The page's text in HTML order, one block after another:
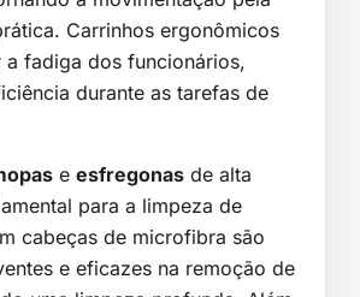
Carrinhos ergonômicos
a fadiga dos funcionários,
durante as tarefas de
e esfregonas de alta
para a limpeza de
cabeças de microfibra são
e eficazes na remoção de